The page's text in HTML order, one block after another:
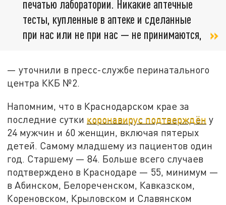
печатью лаборатории. Никакие аптечные
тесты, купленные в аптеке и сделанные
при нас или не при нас — не принимаются,
— уточнили в пресс-службе перинатального
центра ККБ №2.
Напомним, что в Краснодарском крае за
последние сутки коронавирус подтверждён у
24 мужчин и 60 женщин, включая пятерых
детей. Самому младшему из пациентов один
год. Старшему — 84. Больше всего случаев
подтверждено в Краснодаре — 55, минимум —
в Абинском, Белореченском, Кавказском,
Кореновском, Крыловском и Славянском